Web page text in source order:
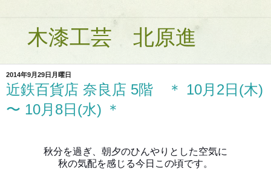
木漆工芸 北原進
2014年9月29日月曜日
近鉄百貨店 奈良店 5階 ＊ 10月2日(木)
〜 10月8日(水) ＊
秋分を過ぎ、朝夕のひんやりとした空気に
秋の気配を感じる今日この頃です。